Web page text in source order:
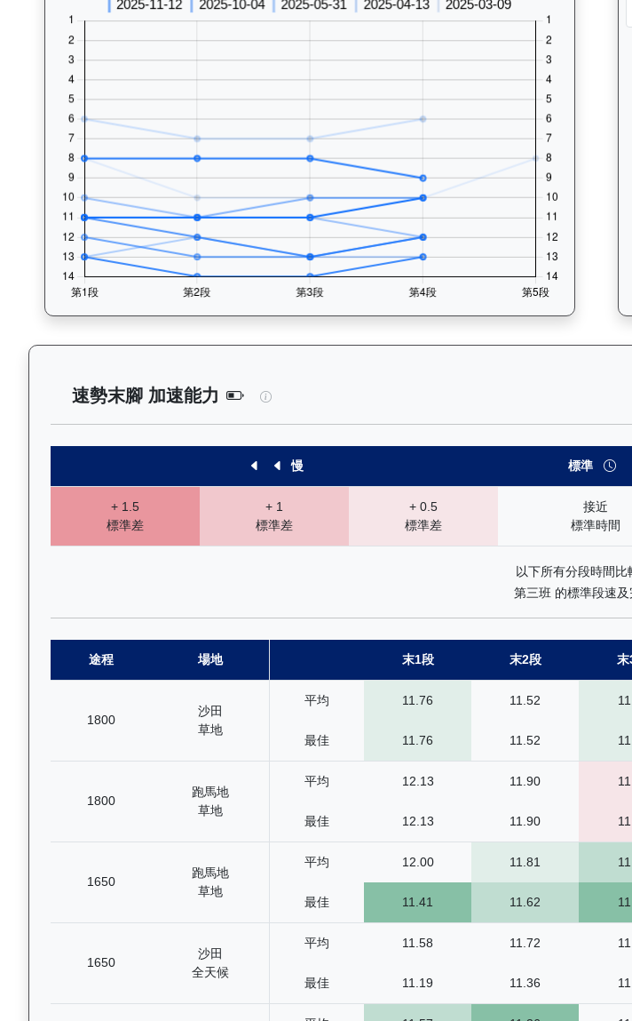
速勢末腳 加速能力 一先生（G227）— 速勢末腳加速能力分析
慢 標準
+ 1.5
標準差
+ 1
標準差
+ 0.5
標準差
接近
標準時間
以下所有分段時間比
第三班 的標準段速及
途程 場地 末1段 末2段 末
1800
沙田
草地
平均 11.76 11.52
最佳 11.76 11.52
1800
跑馬地
草地
平均 12.13 11.90
最佳 12.13 11.90
1650
跑馬地
草地
平均 12.00 11.81
最佳 11.41 11.62
1650
沙田
全天候
平均 11.58 11.72
最佳 11.19 11.36